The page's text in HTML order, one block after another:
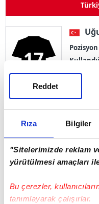
Rıza Bilgiler
"Sitelerimizde reklam
yürütülmesi amaçları
Bu çerezler,
tanımlayarak çalışırlar.
Reddet
17 Pozisyon
Sarı Kart 0 Çift Kart 0
Adı Soyadı Uğur
Doğum Tarihi
Ülke Türkiye